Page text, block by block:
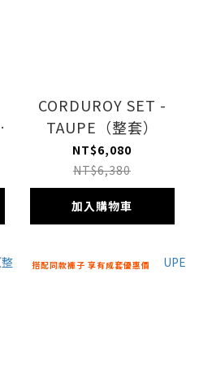
CORDUROY SET -
TAUPE（整套）
NT$6,080
NT$6,380
加入購物車
搭配同款褲子 享有成套優惠價